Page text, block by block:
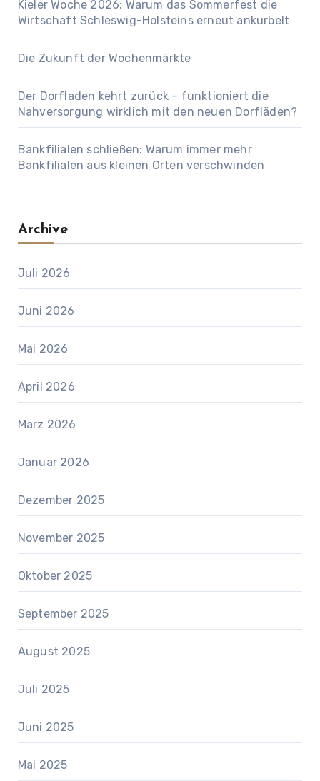
Kieler Woche 2026: Warum das Sommerfest die
Wirtschaft Schleswig-Holsteins erneut ankurbelt
Die Zukunft der Wochenmärkte
Der Dorfladen kehrt zurück – funktioniert die
Nahversorgung wirklich mit den neuen Dorfläden?
Bankfilialen schließen: Warum immer mehr
Bankfilialen aus kleinen Orten verschwinden
Archive
Juli 2026
Juni 2026
Mai 2026
April 2026
März 2026
Januar 2026
Dezember 2025
November 2025
Oktober 2025
September 2025
August 2025
Juli 2025
Juni 2025
Mai 2025